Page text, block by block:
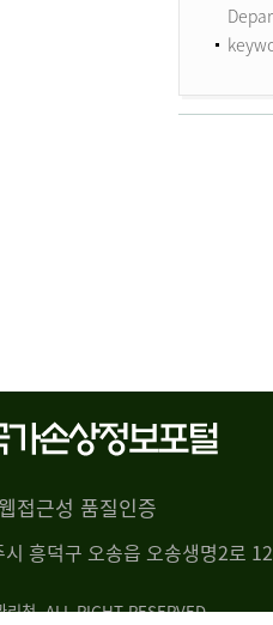
웹접근성 품질인증
흥덕구 오송읍 오송생명2로
청. ALL RIGHT RESERVED